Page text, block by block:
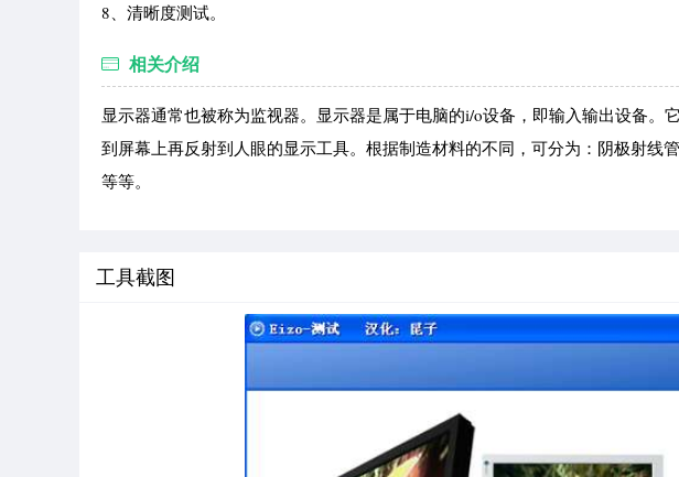
8、清晰度测试。
相关介绍
显示器通常也被称为监视器。显示器是属于电脑的i/o设备，即输入输出设备。
到屏幕上再反射到人眼的显示工具。根据制造材料的不同，可分为：阴极射线
等等。
工具截图